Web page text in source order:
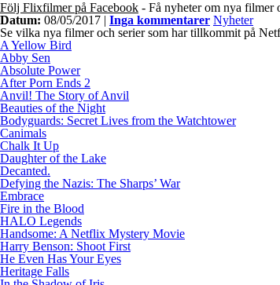
Följ Flixfilmer på Facebook - Få nyheter om nya filmer
Datum: 08/05/2017 | Inga kommentarer Nyheter
Se vilka nya filmer och serier som har tillkommit på
A Yellow Bird
Abby Sen
Absolute Power
After Porn Ends 2
Anvil! The Story of Anvil
Beauties of the Night
Bodyguards: Secret Lives from the Watchtower
Canimals
Chalk It Up
Daughter of the Lake
Decanted.
Defying the Nazis: The Sharps’ War
Embrace
Fire in the Blood
HALO Legends
Handsome: A Netflix Mystery Movie
Harry Benson: Shoot First
He Even Has Your Eyes
Heritage Falls